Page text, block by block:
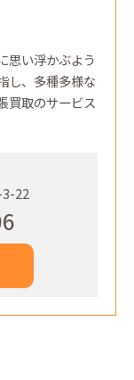
思い浮かぶよう
し、多種多様な
買取のサービス
22